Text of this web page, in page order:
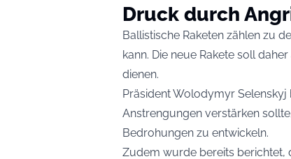
Druck durch
Ballistische Raketen zählen zu
kann. Die neue Rakete soll
dienen.
Präsident Wolodymyr
Anstrengungen verstärken
Bedrohungen zu entwickeln.
Zudem wurde bereits berichtet,